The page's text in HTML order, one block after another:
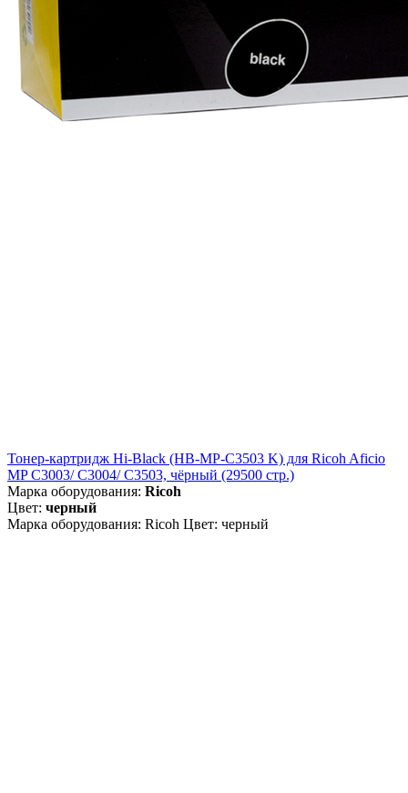
Тонер-картридж Hi-Black (HB-MP-C3503 K) для Ricoh Aficio
MP C3003/ C3004/ C3503, чёрный (29500 стр.)
Марка оборудования: Ricoh
Цвет: черный
Марка оборудования: Ricoh Цвет: черный